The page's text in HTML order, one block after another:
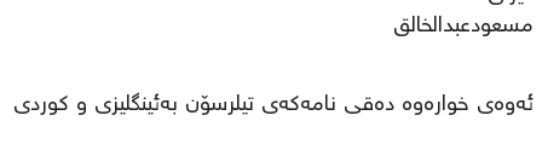
مسعودعبدالخالق
ئەوەی خوارەوە دەقی نامەكەی تیلرسۆن بەئینگلیزی و كوردی